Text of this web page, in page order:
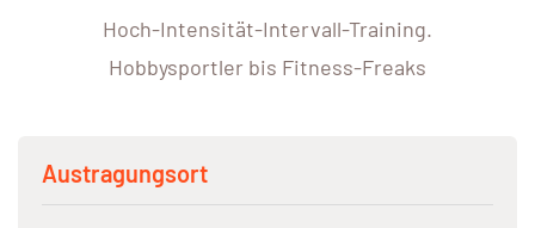
Hoch-Intensität-Intervall-Training.
Hobbysportler bis Fitness-Freaks
Austragungsort